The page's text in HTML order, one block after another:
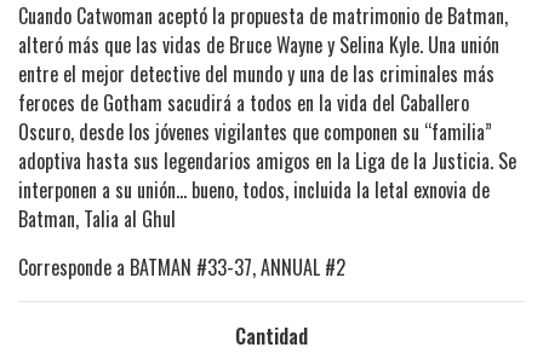
Cuando Catwoman aceptó la propuesta de matrimonio de Batman,
alteró más que las vidas de Bruce Wayne y Selina Kyle. Una unión
entre el mejor detective del mundo y una de las criminales más
feroces de Gotham sacudirá a todos en la vida del Caballero
Oscuro, desde los jóvenes vigilantes que componen su “familia”
adoptiva hasta sus legendarios amigos en la Liga de la Justicia. Se
interponen a su unión… bueno, todos, incluida la letal exnovia de
Batman, Talia al Ghul
Corresponde a BATMAN #33-37, ANNUAL #2
Cantidad